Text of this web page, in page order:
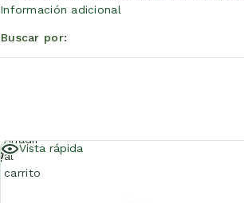
Información adicional
Buscar por
Vista rápida
Añadir
al
carrito